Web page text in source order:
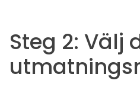
Steg 2: Välj